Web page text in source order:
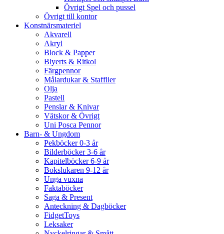
Övrigt Spel och pussel
Övrigt till kontor
Konstnärsmateriel
Akvarell
Akryl
Block & Papper
Blyerts & Ritkol
Färgpennor
Målardukar & Stafflier
Olja
Pastell
Penslar & Knivar
Vätskor & Övrigt
Uni Posca Pennor
Barn- & Ungdom
Pekböcker 0-3 år
Bilderböcker 3-6 år
Kapitelböcker 6-9 år
Bokslukaren 9-12 år
Unga vuxna
Faktaböcker
Saga & Present
Anteckning & Dagböcker
FidgetToys
Leksaker